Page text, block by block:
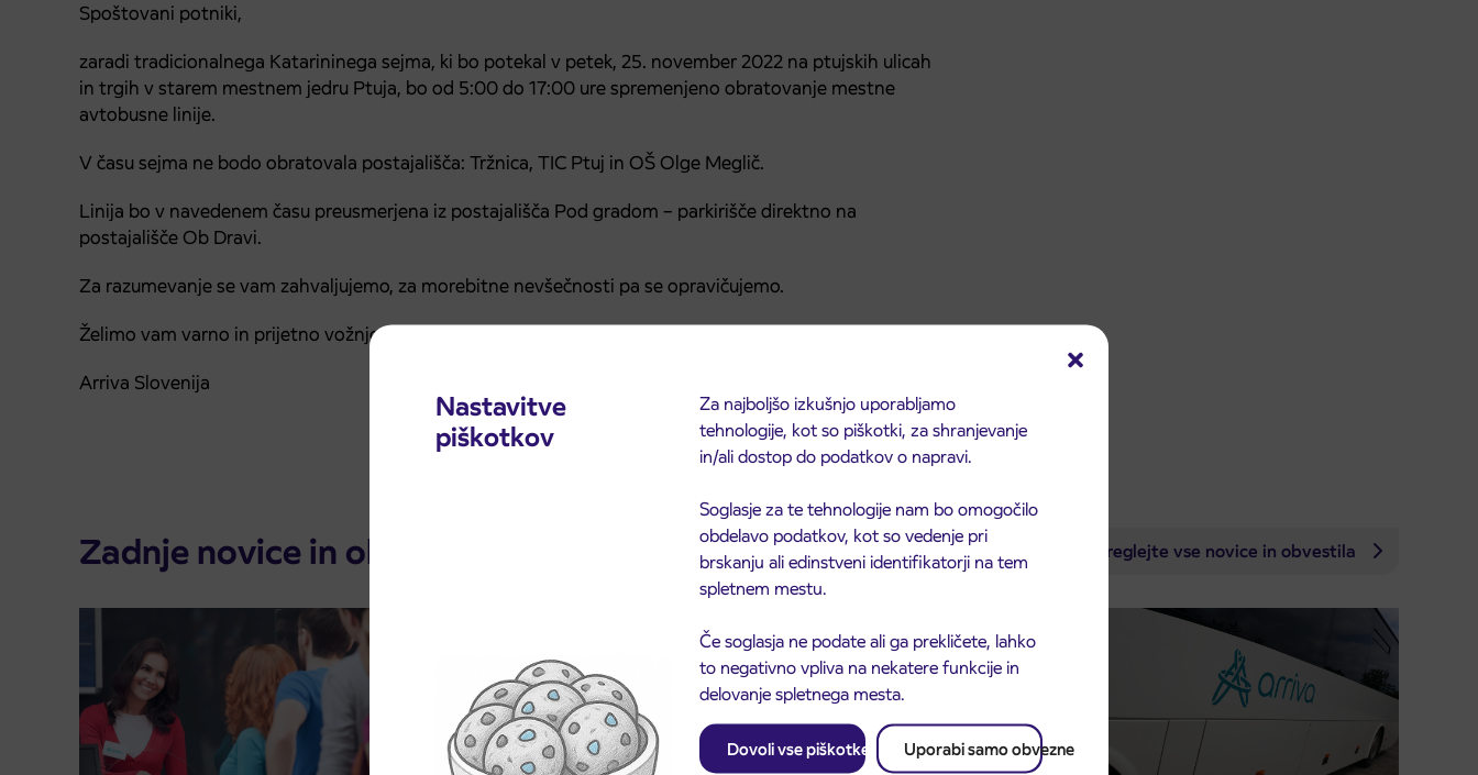
Nastavitve
piškotkov
Za najboljšo izkušnjo uporabljamo
tehnologije, kot so piškotki, za shranjevanje
in/ali dostop do podatkov o napravi.
Soglasje za te tehnologije nam bo omogočilo
obdelavo podatkov, kot so vedenje pri
brskanju ali edinstveni identifikatorji na tem
spletnem mestu.
Če soglasja ne podate ali ga prekličete, lahko
to negativno vpliva na nekatere funkcije in
delovanje spletnega mesta.
Dovoli vse piškotke Uporabi samo obvezne
Spoštovani potniki,
zaradi tradicionalnega Katarininega sejma, ki bo potekal v petek, 25. november 2022 na ptujskih ulicah
in trgih v starem mestnem jedru Ptuja, bo od 5:00 do 17:00 ure spremenjeno obratovanje mestne
avtobusne linije.
V času sejma ne bodo obratovala postajališča: Tržnica, TIC Ptuj in OŠ Olge Meglič.
Linija bo v navedenem času preusmerjena iz postajališča Pod gradom – parkirišče direktno na
postajališče Ob Dravi.
Za razumevanje se vam zahvaljujemo, za morebitne nevšečnosti pa se opravičujemo.
Želimo vam varno in prijetno vožnjo.
Arriva Slovenija
Zadnje novice in obvestila Preglejte vse novice in obvestila